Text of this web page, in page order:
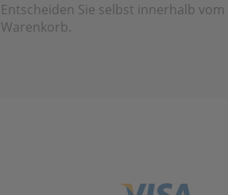
Entscheiden Sie selbst innerhalb vom
Warenkorb.